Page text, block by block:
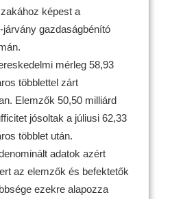
képest a
járvány gazdaságbénító
mérleg 58,93
többlettel zárt
Elemzők 50,50 milliárd
jósoltak a júliusi 62,33
többlet után.
adatok azért
az elemzők és befektetők
ezekre alapozza